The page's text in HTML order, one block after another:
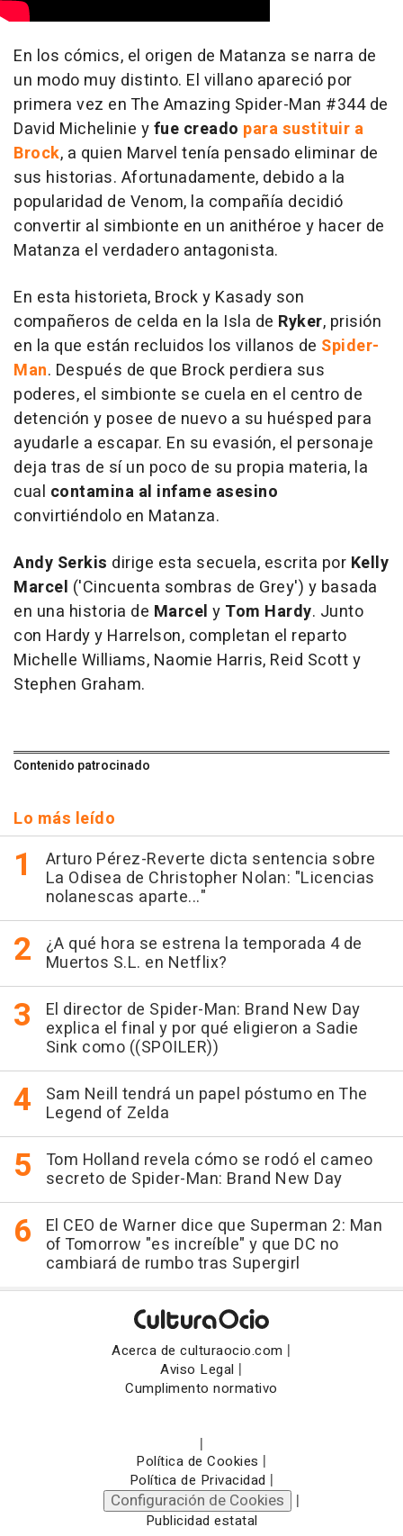
En los cómics, el origen de Matanza se narra de
un modo muy distinto. El villano apareció por
primera vez en The Amazing Spider-Man #344 de
David Michelinie yfue creado para sustituir a
Brock, a quien Marvel tenía pensado eliminar de
sus historias. Afortunadamente, debido a la
popularidad de Venom, la compañía decidió
convertir al simbionte en un anithéroe y hacer de
Matanza el verdadero antagonista.
En esta historieta, Brock y Kasady son
compañeros de celda en la Isla de Ryker, prisión
en la que están recluidos los villanos de Spider-
Man. Después de que Brock perdiera sus
poderes, el simbionte se cuela en el centro de
detención y posee de nuevo a su huésped para
ayudarle a escapar. En su evasión, el personaje
deja tras de sí un poco de su propia materia, la
cual contamina al infame asesino
convirtiéndolo en Matanza.
Andy Serkis dirige esta secuela, escrita por Kelly
Marcel ('Cincuenta sombras de Grey') y basada
en una historia de Marcel y Tom Hardy. Junto
con Hardy y Harrelson, completan el reparto
Michelle Williams, Naomie Harris, Reid Scott y
Stephen Graham.
Contenido patrocinado
Lo más leído
Arturo Pérez-Reverte dicta sentencia sobre
La Odisea de Christopher Nolan: "Licencias
nolanescas aparte..."
¿A qué hora se estrena la temporada 4 de
Muertos S.L. en Netflix?
El director de Spider-Man: Brand New Day
explica el final y por qué eligieron a Sadie
Sink como ((SPOILER))
Sam Neill tendrá un papel póstumo en The
Legend of Zelda
Tom Holland revela cómo se rodó el cameo
secreto de Spider-Man: Brand New Day
El CEO de Warner dice que Superman 2: Man
of Tomorrow "es increíble" y que DC no
cambiará de rumbo tras Supergirl
Acerca de culturaocio.com |
Aviso Legal |
Cumplimento normativo
|
Política de Cookies |
Política de Privacidad |
Configuración de Cookies |
Publicidad estatal